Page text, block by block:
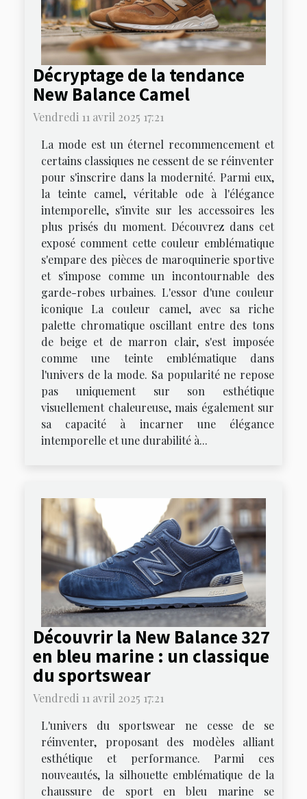
Décryptage de la tendance
New Balance Camel
Vendredi 11 avril 2025 17:21
La mode est un éternel recommencement et
certains classiques ne cessent de se réinventer
pour s'inscrire dans la modernité. Parmi eux,
la teinte camel, véritable ode à l'élégance
intemporelle, s'invite sur les accessoires les
plus prisés du moment. Découvrez dans cet
exposé comment cette couleur emblématique
s'empare des pièces de maroquinerie sportive
et s'impose comme un incontournable des
garde-robes urbaines. L'essor d'une couleur
iconique La couleur camel, avec sa riche
palette chromatique oscillant entre des tons
de beige et de marron clair, s'est imposée
comme une teinte emblématique dans
l'univers de la mode. Sa popularité ne repose
pas uniquement sur son esthétique
visuellement chaleureuse, mais également sur
sa capacité à incarner une élégance
intemporelle et une durabilité à...
Découvrir la New Balance 327
en bleu marine : un classique
du sportswear
Vendredi 11 avril 2025 17:21
L'univers du sportswear ne cesse de se
réinventer, proposant des modèles alliant
esthétique et performance. Parmi ces
nouveautés, la silhouette emblématique de la
chaussure de sport en bleu marine se